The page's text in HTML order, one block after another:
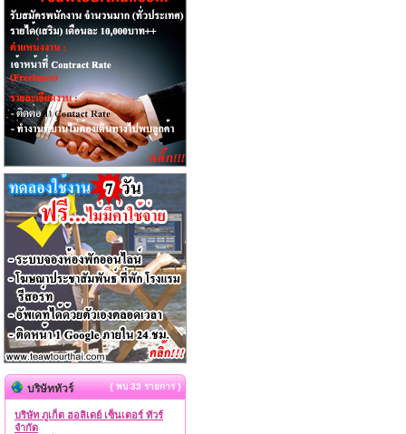
บริษัททัวร์ { พบ 33 รายการ }
บริษัท ภูเก็ต ฮอลิเดย์ เซ็นเตอร์ ทัวร์
จำกัด